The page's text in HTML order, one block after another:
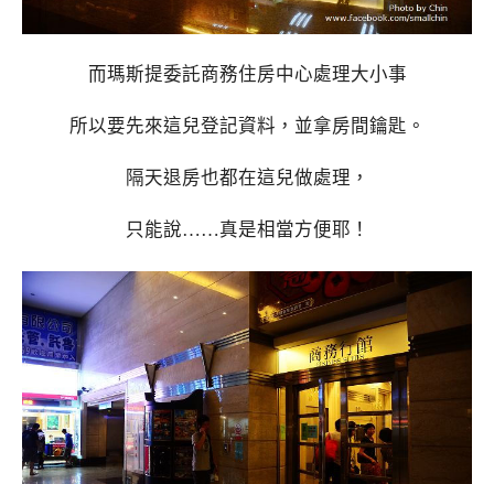
而瑪斯提委託商務住房中心處理大小事
所以要先來這兒登記資料，並拿房間鑰匙。
隔天退房也都在這兒做處理，
只能說……真是相當方便耶！